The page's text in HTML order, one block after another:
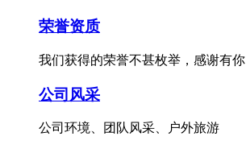
荣誉资质
我们获得的荣誉不甚枚举，感谢有你
公司风采
公司环境、团队风采、户外旅游